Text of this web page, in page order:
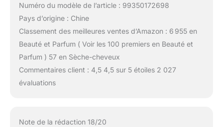
Numéro du modèle de l’article : 99350172698
Pays d’origine : Chine
Classement des meilleures ventes d’Amazon : 6 955 en
Beauté et Parfum ( Voir les 100 premiers en Beauté et
Parfum ) 57 en Sèche-cheveux
Commentaires client : 4,5 4,5 sur 5 étoiles 2 027
évaluations
Note de la rédaction 18/20